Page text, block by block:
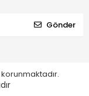
Gönder